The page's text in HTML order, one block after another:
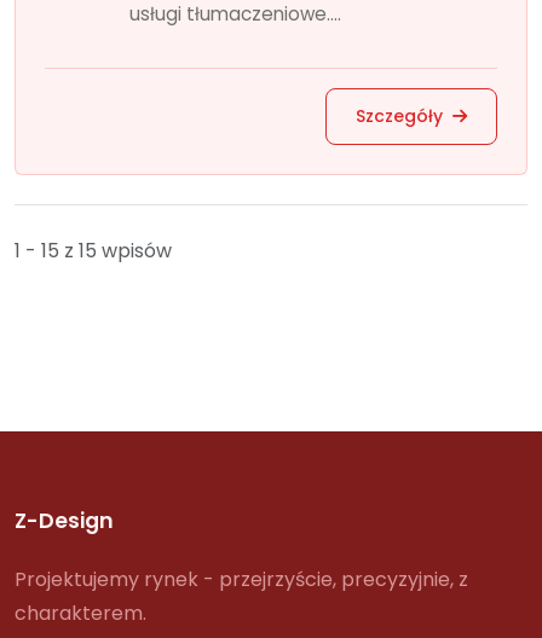
usługi tłumaczeniowe....
Szczegóły
1 - 15 z 15 wpisów
Z-Design
Projektujemy rynek - przejrzyście, precyzyjnie, z
charakterem.